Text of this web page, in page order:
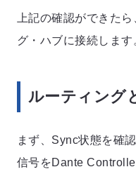
上記の確認ができた
グ・ハブに接続します
ルーティング
まず、Sync状態を確
信号をDante